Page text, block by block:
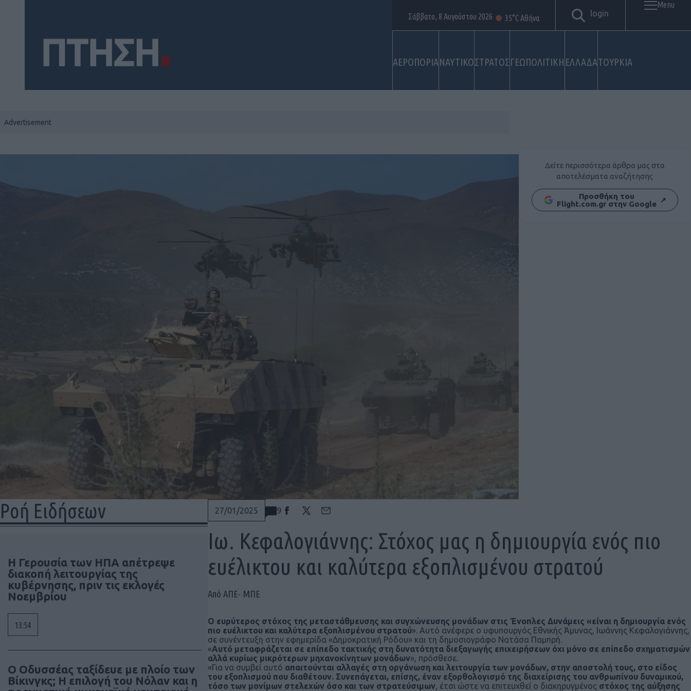
ΑΕΡΟΠΟΡΙΑΝΑΥΤΙΚΟΣΤΡΑΤΟΣΓΕΩΠΟΛΙΤΙΚΗ ΕΛΛΑΔΑΤΟΥΡΚΙΑ
Σάββατο, 8 Αυγούστου 2026 35°C Αθήνα login
Menu
Ροή Ειδήσεων
Η Γερουσία των ΗΠΑ απέτρεψε
διακοπή λειτουργίας της
κυβέρνησης, πριν τις εκλογές
Νοεμβρίου
13:54
Ο Οδυσσέας ταξίδευε με πλοίο των
Βίκινγκς; Η επιλογή του Νόλαν και η
Δείτε περισσότερα άρθρα μας στα
αποτελέσματα αναζήτησης
Προσθήκη του
Flight.com.gr στην Google ↗
27/01/2025 9
Ιω. Κεφαλογιάννης: Στόχος μας η δημιουργία ενός πιο
ευέλικτου και καλύτερα εξοπλισμένου στρατού
Από ΑΠΕ- ΜΠΕ
Ο ευρύτερος στόχος της μεταστάθμευσης και συγχώνευσης μονάδων στις Ένοπλες Δυνάμεις «είναι η δημιουργία ενός
πιο ευέλικτου και καλύτερα εξοπλισμένου στρατού». Αυτό ανέφερε ο υφυπουργός Εθνικής Άμυνας, Ιωάννης Κεφαλογιάννης,
σε συνέντευξη στην εφημερίδα «Δημοκρατική Ρόδου» και τη δημοσιογράφο Νατάσα Παμπρή.
«Αυτό μεταφράζεται σε επίπεδο τακτικής στη δυνατότητα διεξαγωγής επιχειρήσεων όχι μόνο σε επίπεδο σχηματισμών
αλλά κυρίως μικρότερων μηχανοκίνητων μονάδων», πρόσθεσε.
«Για να συμβεί αυτό απαιτούνται αλλαγές στη οργάνωση και λειτουργία των μονάδων, στην αποστολή τους, στο είδος
του εξοπλισμού που διαθέτουν. Συνεπάγεται, επίσης, έναν εξορθολογισμό της διαχείρισης του ανθρωπίνου δυναμικού,
τόσο των μονίμων στελεχών όσο και των στρατεύσιμων, έτσι ώστε να επιτευχθεί ο διακηρυγμένος στόχος της αύξησης